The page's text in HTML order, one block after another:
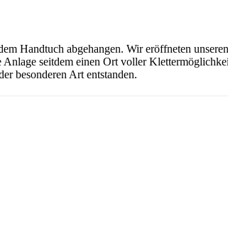
Handtuch abgehangen. Wir eröffneten
seitdem einen Ort voller
besonderen Art entstanden.